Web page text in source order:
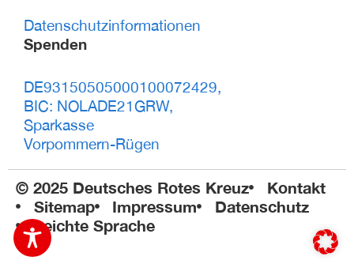
Datenschutzinformationen
Spenden
DE93150505000100072429,
BIC: NOLADE21GRW,
Sparkasse
Vorpommern-Rügen
© 2025 Deutsches Rotes Kreuz
Kontakt
Sitemap
Impressum
Datenschutz
Leichte Sprache